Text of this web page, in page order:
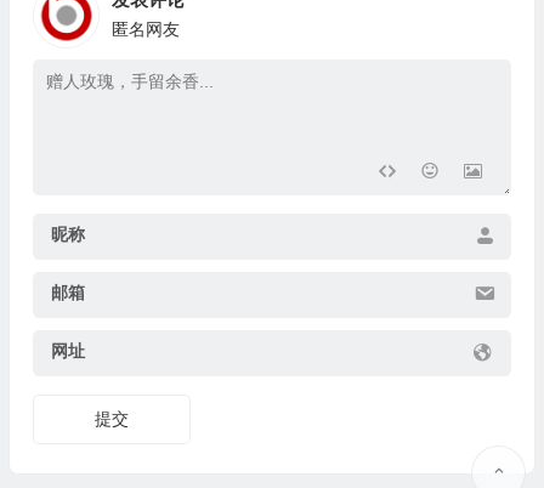
匿名网友
昵称
邮箱
网址
提交